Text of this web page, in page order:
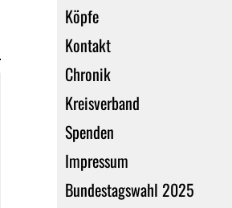
Köpfe
Kontakt
Chronik
Kreisverband
Spenden
Impressum
Bundestagswahl 2025